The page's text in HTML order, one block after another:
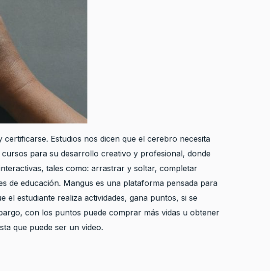
Estudios nos dicen que el cerebro necesita
para su desarrollo creativo y profesional, donde
tales como: arrastrar y soltar, completar
educación. Mangus es una plataforma pensada para
el estudiante realiza actividades, gana puntos, si se
con los puntos puede comprar más vidas u obtener
que puede ser un video.